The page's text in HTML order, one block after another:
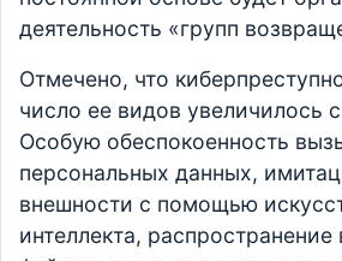
деятельность «групп
Отмечено, что
число ее видов увеличилось
Особую обеспокоенность
персональных данных,
внешности с помощью
интеллекта,